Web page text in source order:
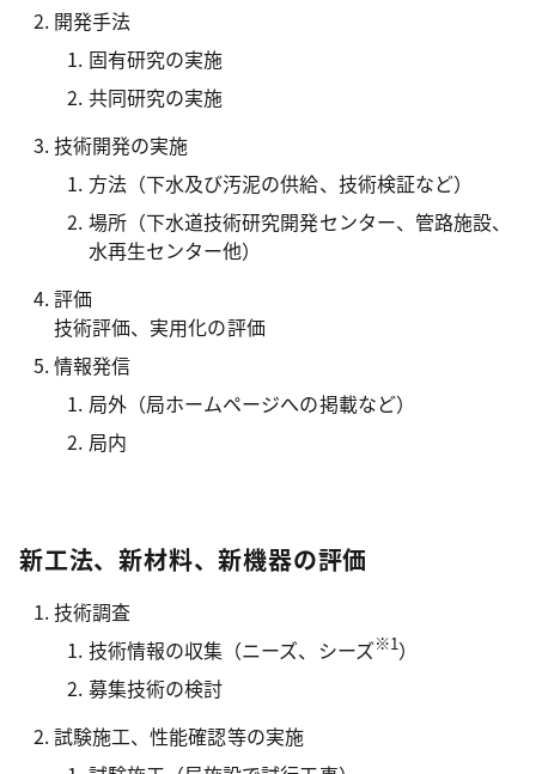
開発手法
固有研究の実施
共同研究の実施
技術開発の実施
方法（下水及び汚泥の供給、技術検証など）
場所（下水道技術研究開発センター、管路施設、
水再生センター他）
評価
技術評価、実用化の評価
情報発信
局外（局ホームページへの掲載など）
局内
新工法、新材料、新機器の評価
技術調査
技術情報の収集（ニーズ、シーズ※1）
募集技術の検討
試験施工、性能確認等の実施